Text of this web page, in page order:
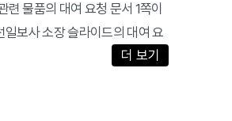
물품의 대여 요청 문서 1쪽이
일보사 소장 슬라이드의 대여 요
더 보기